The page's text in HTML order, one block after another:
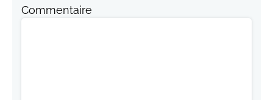
Commentaire